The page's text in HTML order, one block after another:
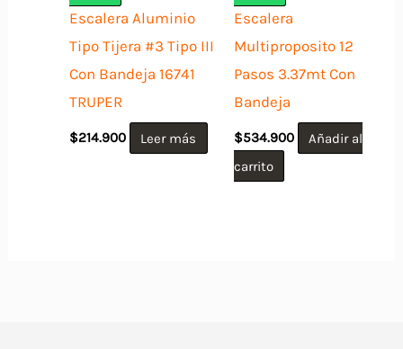
Escalera Aluminio
Tipo Tijera #3 Tipo III
Con Bandeja 16741
TRUPER
$214.900 Leer más
Escalera
Multiproposito 12
Pasos 3.37mt Con
Bandeja
$534.900
Añadir al
carrito